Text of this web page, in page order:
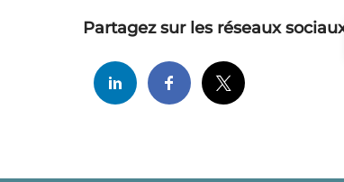
Partagez sur les réseaux